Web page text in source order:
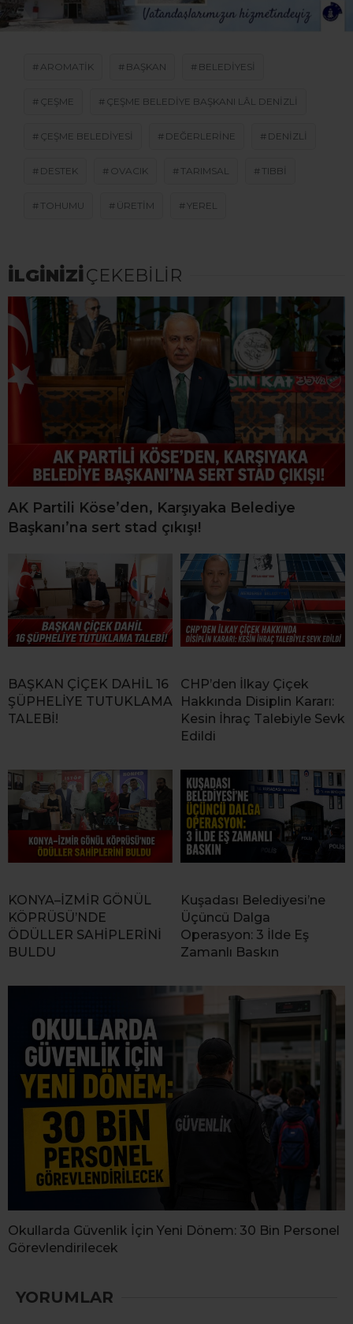
AROMATIK BAŞKAN BELEDIYESI
ÇEŞME ÇEŞME BELEDIYE BAŞKANI LÂL DENIZLI
ÇEŞME BELEDIYESI DEĞERLERINE DENIZLI
DESTEK OVACIK TARIMSAL TIBBI
TOHUMU ÜRETIM YEREL
İLGİNİZİÇEKEBİLİR
AK Partili Köse’den, Karşıyaka Belediye
Başkanı’na sert stad çıkışı!
BAŞKAN ÇİÇEK DAHİL 16
ŞÜPHELİYE TUTUKLAMA
TALEBİ!
CHP’den İlkay Çiçek
Hakkında Disiplin Kararı:
Kesin İhraç Talebiyle Sevk
Edildi
KONYA–İZMİR GÖNÜL
KÖPRÜSÜ’NDE
ÖDÜLLER SAHİPLERİNİ
BULDU
Kuşadası Belediyesi’ne
Üçüncü Dalga
Operasyon: 3 İlde Eş
Zamanlı Baskın
Okullarda Güvenlik İçin Yeni Dönem: 30 Bin Personel
Görevlendirilecek
YORUMLAR